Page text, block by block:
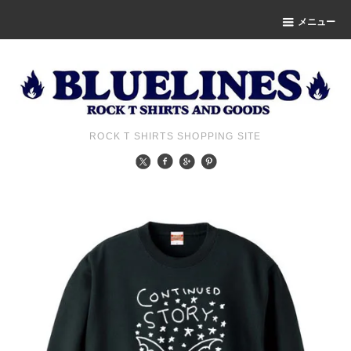
メニュー
ROCK T SHIRTS SHOPPING SITE